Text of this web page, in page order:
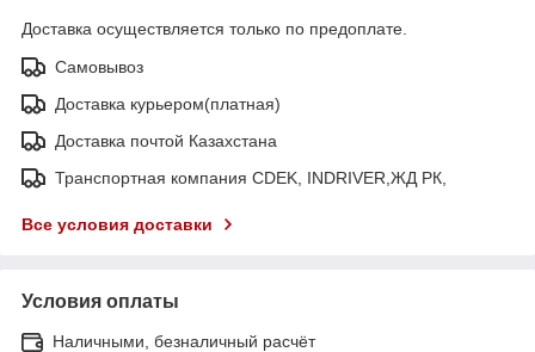
Доставка осуществляется только по предоплате.
Самовывоз
Доставка курьером(платная)
Доставка почтой Казахстана
Транспортная компания CDEK, INDRIVER,ЖД РК,
Все условия доставки
Условия оплаты
Наличными, безналичный расчёт